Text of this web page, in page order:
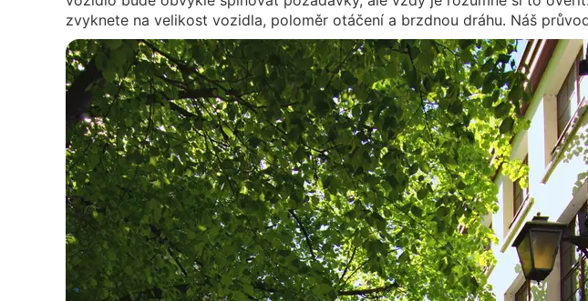
zvyknete na velikost vozidla, poloměr otáčení a brzdnou dráhu. Náš